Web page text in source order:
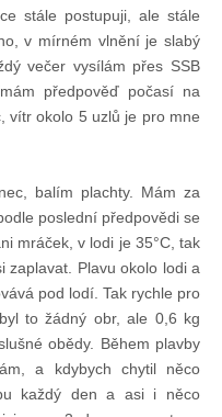
stále postupuji, ale stále
v mírném vlnění je slabý
večer vysílám přes SSB
předpověď počasí na
vítr okolo 5 uzlů je pro mne
balím plachty. Mám za
poslední předpovědi se
mráček, v lodi je 35°C, tak
zaplavat. Plavu okolo lodi a
pod lodí. Tak rychle pro
to žádný obr, ale 0,6 kg
obědy. Během plavby
a kdybych chytil něco
každý den a asi i něco